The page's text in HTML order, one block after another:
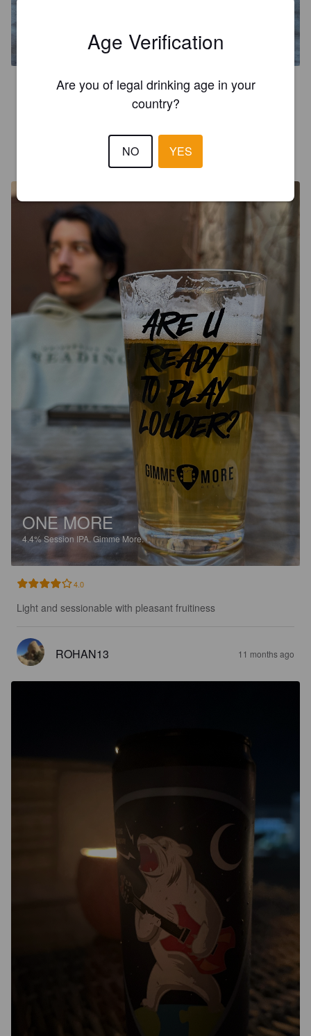
Gimme More.
3.6
ONE MORE
4.4%Session IPA.Gimme More.
4.0
Light and sessionable with pleasant fruitiness
ROHAN13 11 months ago
Age Verification
Are you of legal drinking age in your
country?
NO YES